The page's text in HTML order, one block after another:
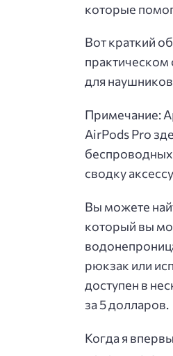
которые
Вот краткий
практическом
для
Примечание:
AirPods Pro
беспроводных
сводку
Вы можете
который вы
рюкзак или
доступен в
за 5 долларов.
Когда я